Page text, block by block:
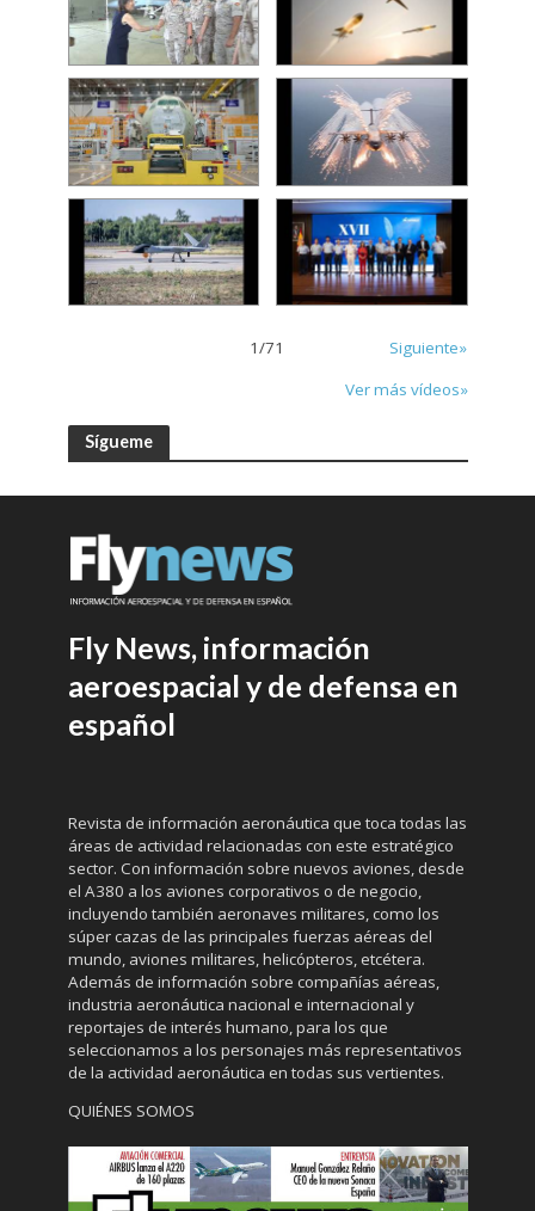
1/71
Siguiente»
Ver más vídeos»
Sígueme
Fly News, información
aeroespacial y de defensa en
español
Revista de información aeronáutica que toca todas las
áreas de actividad relacionadas con este estratégico
sector. Con información sobre nuevos aviones, desde
el A380 a los aviones corporativos o de negocio,
incluyendo también aeronaves militares, como los
súper cazas de las principales fuerzas aéreas del
mundo, aviones militares, helicópteros, etcétera.
Además de información sobre compañías aéreas,
industria aeronáutica nacional e internacional y
reportajes de interés humano, para los que
seleccionamos a los personajes más representativos
de la actividad aeronáutica en todas sus vertientes.
QUIÉNES SOMOS